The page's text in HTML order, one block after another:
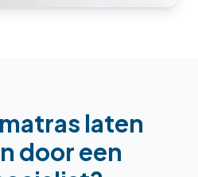
matras laten
door een